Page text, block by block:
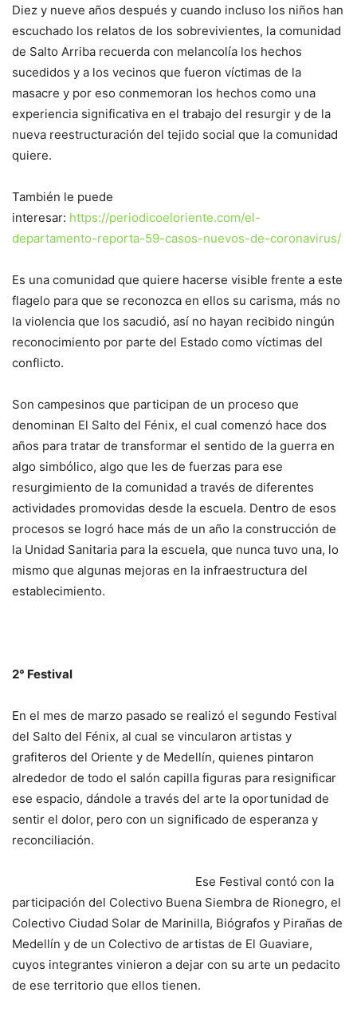
Diez y nueve años después y cuando incluso los niños han
escuchado los relatos de los sobrevivientes, la comunidad
de Salto Arriba recuerda con melancolía los hechos
sucedidos y a los vecinos que fueron víctimas de la
masacre y por eso conmemoran los hechos como una
experiencia significativa en el trabajo del resurgir y de la
nueva reestructuración del tejido social que la comunidad
quiere.
También le puede
interesar: https://periodicoeloriente.com/el-
departamento-reporta-59-casos-nuevos-de-coronavirus/
Es una comunidad que quiere hacerse visible frente a este
flagelo para que se reconozca en ellos su carisma, más no
la violencia que los sacudió, así no hayan recibido ningún
reconocimiento por parte del Estado como víctimas del
conflicto.
Son campesinos que participan de un proceso que
denominan El Salto del Fénix, el cual comenzó hace dos
años para tratar de transformar el sentido de la guerra en
algo simbólico, algo que les de fuerzas para ese
resurgimiento de la comunidad a través de diferentes
actividades promovidas desde la escuela. Dentro de esos
procesos se logró hace más de un año la construcción de
la Unidad Sanitaria para la escuela, que nunca tuvo una, lo
mismo que algunas mejoras en la infraestructura del
establecimiento.
2° Festival
En el mes de marzo pasado se realizó el segundo Festival
del Salto del Fénix, al cual se vincularon artistas y
grafiteros del Oriente y de Medellín, quienes pintaron
alrededor de todo el salón capilla figuras para resignificar
ese espacio, dándole a través del arte la oportunidad de
sentir el dolor, pero con un significado de esperanza y
reconciliación.
Ese Festival contó con la
participación del Colectivo Buena Siembra de Rionegro, el
Colectivo Ciudad Solar de Marinilla, Biógrafos y Pirañas de
Medellín y de un Colectivo de artistas de El Guaviare,
cuyos integrantes vinieron a dejar con su arte un pedacito
de ese territorio que ellos tienen.